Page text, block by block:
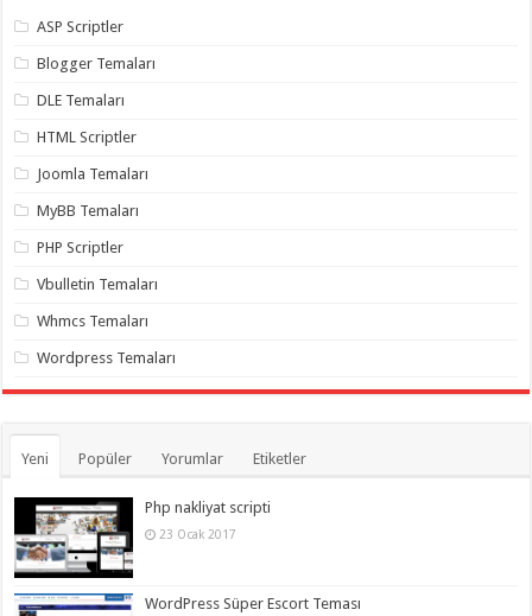
ASP Scriptler
Blogger Temaları
DLE Temaları
HTML Scriptler
Joomla Temaları
MyBB Temaları
PHP Scriptler
Vbulletin Temaları
Whmcs Temaları
Wordpress Temaları
Yeni Popüler Yorumlar Etiketler
Php nakliyat scripti
23 Ocak 2017
WordPress Süper Escort Teması